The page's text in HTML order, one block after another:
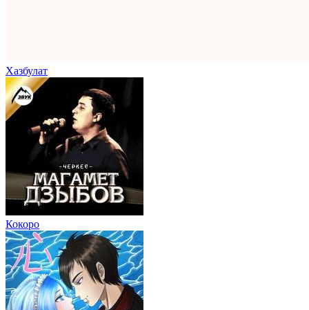
Хазбулат
Кокоро